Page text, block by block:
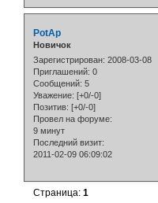
PotAp
Новичок
Зарегистрирован: 2008-03-08
Приглашений: 0
Сообщений: 5
Уважение: [+0/-0]
Позитив: [+0/-0]
Провел на форуме:
9 минут
Последний визит:
2011-02-09 06:09:02
Страница:1